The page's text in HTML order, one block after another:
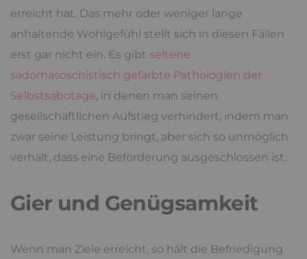
erreicht hat. Das mehr oder weniger lange
anhaltende Wohlgefühl stellt sich in diesen Fällen
erst gar nicht ein. Es gibt seltene
sadomasoschistisch gefärbte Pathologien der
Selbstsabotage, in denen man seinen
gesellschaftlichen Aufstieg verhindert, indem man
zwar seine Leistung bringt, aber sich so unmöglich
verhält, dass eine Beförderung ausgeschlossen ist.
Gier und Genügsamkeit
Wenn man Ziele erreicht, so hält die Befriedigung